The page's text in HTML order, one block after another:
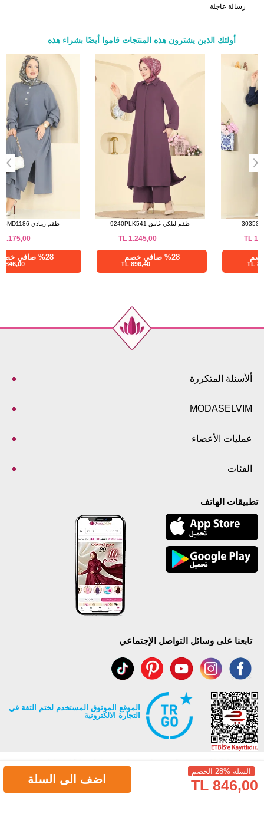
الحجم
الطول
رسالة عاجلة
السلة %28 الخصم
846,00 TL اضف الى السلة
أولئك الذين يشترون هذه المنتجات قاموا أيضًا بشراء هذه
a>
ألأسئلة المتكررة
MODASELVIM
عمليات الأعضاء
الفئات
تطبيقات الهاتف
تابعنا على وسائل التواصل الإجتماعي
الموقع الموثوق المستخدم لختم الثقة في
التجارة الالكترونية
جميع حقوق Modaselvim محفوظة ©2026